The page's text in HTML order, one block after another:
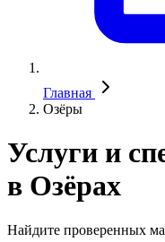
Главная
Озёры
Услуги и
в Озёрах
Найдите проверенных